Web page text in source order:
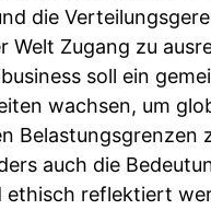
die
Welt Zugang zu
soll ein
wachsen, um
Belastungsgrenzen
auch die
reflektiert